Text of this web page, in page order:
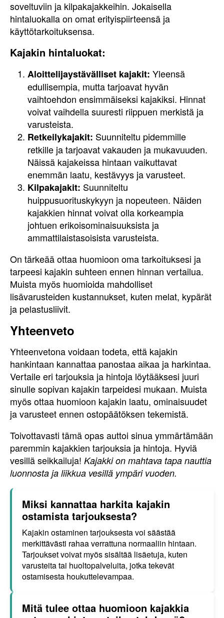
soveltuviin ja kilpakajakkeihin. Jokaisella
hintaluokalla on omat erityispiirteensä ja
käyttötarkoituksensa.
Kajakin hintaluokat:
Aloittelijaystävälliset kajakit: Yleensä
edullisempia, mutta tarjoavat hyvän
vaihtoehdon ensimmäiseksi kajakiksi. Hinnat
voivat vaihdella suuresti riippuen merkistä ja
varusteista.
Retkeilykajakit: Suunniteltu pidemmille
retkille ja tarjoavat vakauden ja mukavuuden.
Näissä kajakeissa hintaan vaikuttavat
enemmän laatu, kestävyys ja varusteet.
Kilpakajakit: Suunniteltu
huippusuorituskykyyn ja nopeuteen. Näiden
kajakkien hinnat voivat olla korkeampia
johtuen erikoisominaisuuksista ja
ammattilaistasoisista varusteista.
On tärkeää ottaa huomioon oma tarkoituksesi ja
tarpeesi kajakin suhteen ennen hinnan vertailua.
Muista myös huomioida mahdolliset
lisävarusteiden kustannukset, kuten melat, kypärät
ja pelastusliivit.
Yhteenveto
Yhteenvetona voidaan todeta, että kajakin
hankintaan kannattaa panostaa aikaa ja harkintaa.
Vertaile eri tarjouksia ja hintoja löytääksesi juuri
sinulle sopivan kajakin tarpeidesi mukaan. Muista
myös ottaa huomioon kajakin laatu, ominaisuudet
ja varusteet ennen ostopäätöksen tekemistä.
Toivottavasti tämä opas auttoi sinua ymmärtämään
paremmin kajakkien tarjouksia ja hintoja. Hyviä
vesillä seikkailuja! Kajakki on mahtava tapa nauttia
luonnosta ja liikkua vesillä ympäri vuoden.
Miksi kannattaa harkita kajakin
ostamista tarjouksesta?
Kajakin ostaminen tarjouksesta voi säästää
merkittävästi rahaa verrattuna normaaliin hintaan.
Tarjoukset voivat myös sisältää lisäetuja, kuten
varusteita tai huoltopalveluita, jotka tekevät
ostamisesta houkuttelevampaa.
Mitä tulee ottaa huomioon kajakkia